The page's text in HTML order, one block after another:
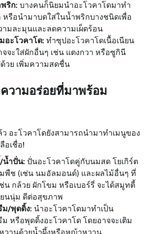
ริก: บางคนก็นิยมนำอะโวคาโดมาทำ
หรือนำมาบดใส่ในน้ำพริกบางชนิดเพื่อ
ามละมุนและลดความเผ็ดร้อน
อะโวคาโด: ทำซุปอะโวคาโดเนื้อเนียน
จจะใส่ผักอื่นๆ เช่น แตงกวา หรือซูกินี
ด้วย เพิ่มความสดชื่น
ความอร่อยที่มาพร้อม
อะโวคาโดยังสามารถนำมาทำเมนูของ
อเชื่อ!
น้ำปั่น: ปั่นอะโวคาโดคู่กับนมสด โยเกิร์ต
พืช (เช่น นมอัลมอนด์) และผลไม้อื่นๆ ที่
น กล้วย ผักโขม หรือเบอร์รี่ จะได้สมูทตี้
ยนนุ่ม ดีต่อสุขภาพ
ม/พุดดิ้ง: นำอะโวคาโดมาทำเป็น
ม หรือพุดดิ้งอะโวคาโด โดยอาจจะเติม